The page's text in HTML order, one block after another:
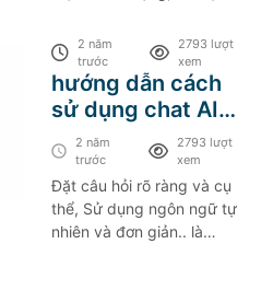
truy cập web. Dưới đây là
tổng hợp về top 3 sàn
thương mại điện tử tại Việt
Nam dựa trên số liệu
2 năm
trước
2793 lượt
xem
hướng dẫn cách
sử dụng chat AI
hiệu quả cho
công việc
2 năm
trước
2793 lượt
xem
Đặt câu hỏi rõ ràng và cụ
thể, Sử dụng ngôn ngữ tự
nhiên và đơn giản.. là